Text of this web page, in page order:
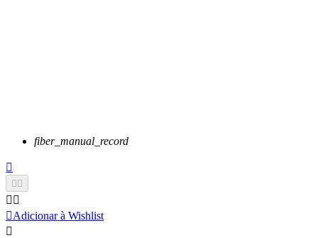
fiber_manual_record

 
 
Adicionar à Wishlist
